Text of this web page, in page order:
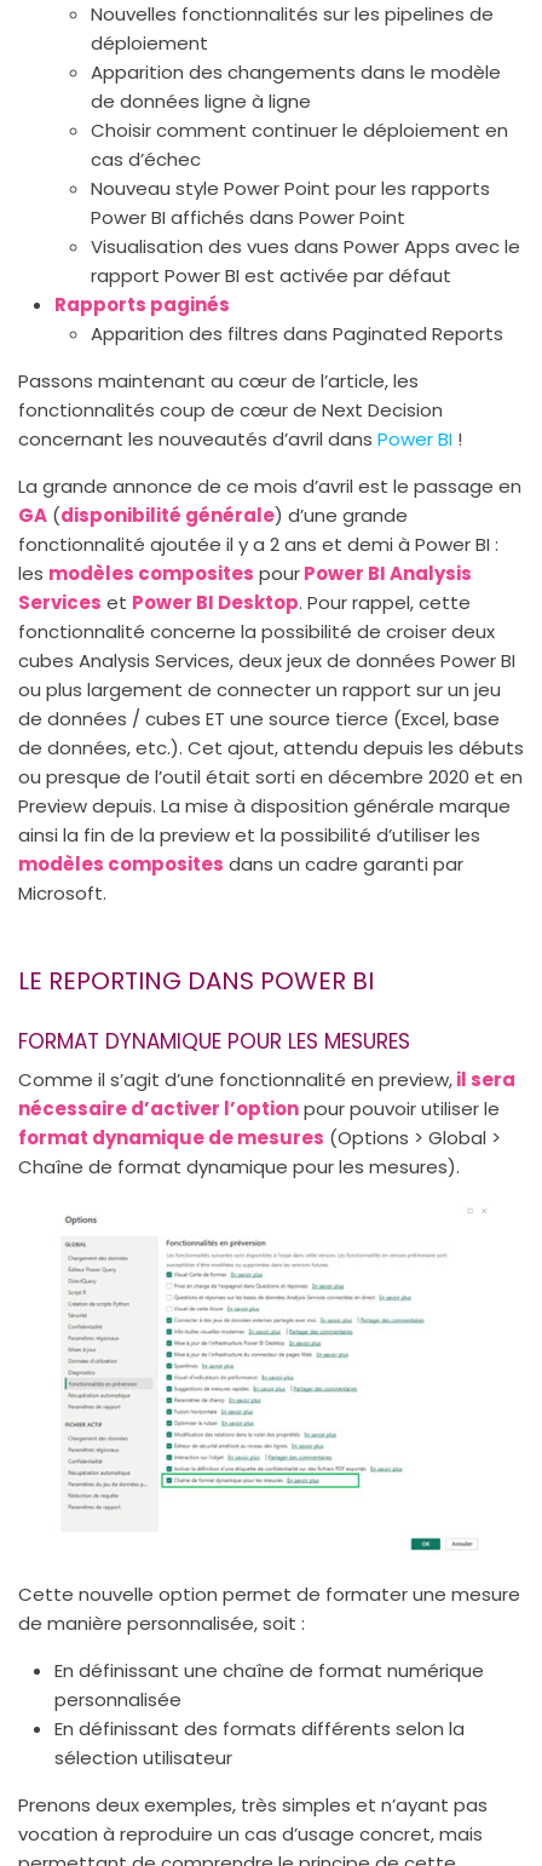
Nouvelles fonctionnalités sur les pipelines de
déploiement
Apparition des changements dans le modèle
de données ligne à ligne
Choisir comment continuer le déploiement en
cas d’échec
Nouveau style Power Point pour les rapports
Power BI affichés dans Power Point
Visualisation des vues dans Power Apps avec le
rapport Power BI est activée par défaut
Rapports paginés
Apparition des filtres dans Paginated Reports
Passons maintenant au cœur de l’article, les
fonctionnalités coup de cœur de Next Decision
concernant les nouveautés d’avril dans Power BI !
La grande annonce de ce mois d’avril est le passage en
GA (disponibilité générale) d’une grande
fonctionnalité ajoutée il y a 2 ans et demi à Power BI :
les modèles composites pourPower BI Analysis
Services et Power BI Desktop. Pour rappel, cette
fonctionnalité concerne la possibilité de croiser deux
cubes Analysis Services, deux jeux de données Power BI
ou plus largement de connecter un rapport sur un jeu
de données / cubes ET une source tierce (Excel, base
de données, etc.). Cet ajout, attendu depuis les débuts
ou presque de l’outil était sorti en décembre 2020 et en
Preview depuis. La mise à disposition générale marque
ainsi la fin de la preview et la possibilité d’utiliser les
modèles composites dans un cadre garanti par
Microsoft.
LE REPORTING DANS POWER BI
FORMAT DYNAMIQUE POUR LES MESURES
Comme il s’agit d’une fonctionnalité en preview,il sera
nécessaire d’activer l’optionpour pouvoir utiliser le
format dynamique de mesures (Options > Global >
Chaîne de format dynamique pour les mesures).
Cette nouvelle option permet de formater une mesure
de manière personnalisée, soit :
En définissant une chaîne de format numérique
personnalisée
En définissant des formats différents selon la
sélection utilisateur
Prenons deux exemples, très simples et n’ayant pas
vocation à reproduire un cas d’usage concret, mais